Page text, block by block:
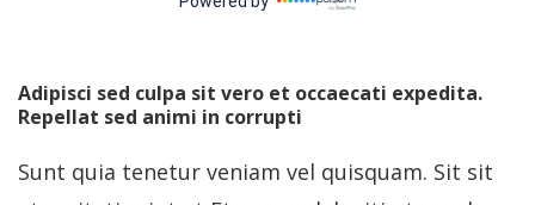
Adipisci sed culpa sit vero et occaecati expedita.
Repellat sed animi in corrupti
Sunt quia tenetur veniam vel quisquam. Sit sit